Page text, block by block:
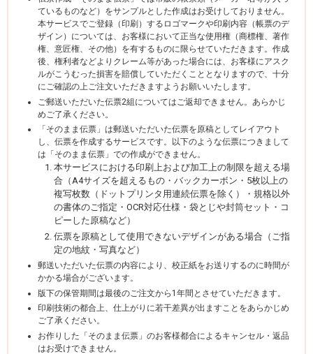
ているものなど）をサンプルとした作成はお受けしておりません。
本サービスでご登録（印刷）するロゴマークや印刷内容（帳票のデ
ザイン）については、お客様において正当な使用権（商標権、著作
権、意匠権、その他）を有するものに限らせていただきます。作成
後、権利者などよりクレーム等があった場合には、お客様にアスク
ルがこうむった損害を賠償していただくこととなりますので、十分
にご確認の上ご注文いただきますようお願いいたします。
ご郵送いただいた伝票2組についてはご返却できません。あらかじ
めご了承ください。
「そのまま伝票」は郵送いただいた伝票を原稿としてレイアウト
し、伝票を作成するサービスです。以下のような伝票につきまして
は「そのまま伝票」での作成ができません。
本サービスにおける印刷上および加工上の制限を超える場
合（A4サイズを超えるもの・バックカーボン・5枚以上の
複写枚数（ドットプリンタ用連続伝票を除く）・規格以外
の書体のご指定・OCR対応仕様・袋とじや封筒セット・コ
ピーした原稿など）
伝票を原稿として使用できないデザインがある場合（ご指
定の地紋・写真など）
郵送いただいた伝票の内容により、校正紙をお送りするのに時間が
かかる場合がございます。
版下の保管期間は最後のご注文から1年間とさせていただきます。
印刷技術の都合上、仕上がりに若干差異が出ますことをあらかじめ
ご了承ください。
お作りした「そのまま伝票」のお客様都合によるキャンセル・返品
はお受けできません。